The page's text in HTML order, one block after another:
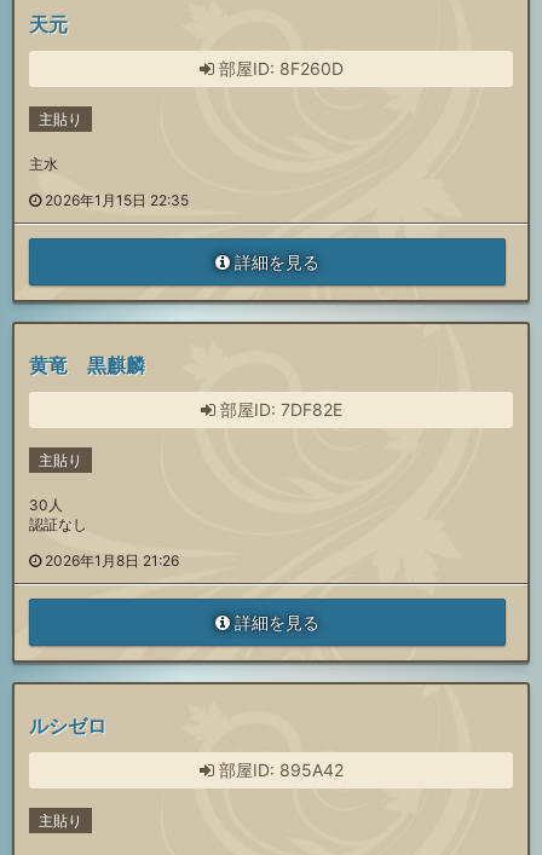
天元
部屋ID: 8F260D
主貼り
主水
2026年1月15日 22:35
詳細を見る
黄竜 黒麒麟
部屋ID: 7DF82E
主貼り
30人
認証なし
2026年1月8日 21:26
詳細を見る
ルシゼロ
部屋ID: 895A42
主貼り